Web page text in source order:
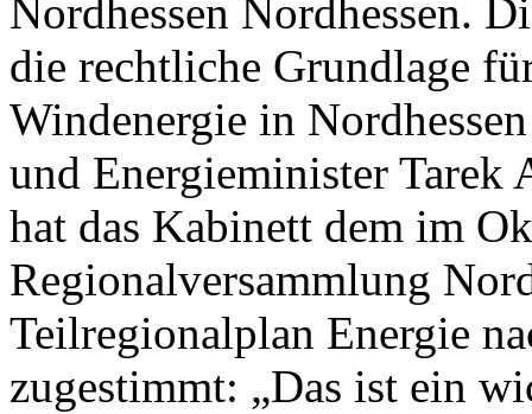
Nordhessen Nordhessen.
die rechtliche Grundlage
Windenergie in
und Energieminister
hat das Kabinett dem im
Regionalversammlung
Teilregionalplan Energie
zugestimmt: „Das ist ein